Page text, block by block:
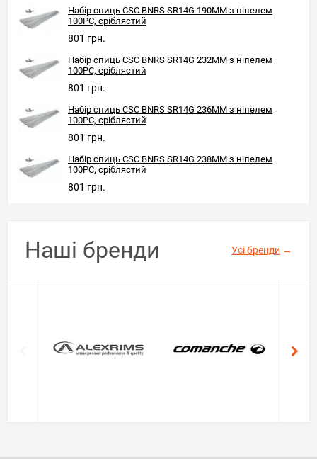
Набір спиць CSC BNRS SR14G 190MM з ніпелем
100PC, сріблястий
801 грн.
Набір спиць CSC BNRS SR14G 232MM з ніпелем
100PC, сріблястий
801 грн.
Набір спиць CSC BNRS SR14G 236MM з ніпелем
100PC, сріблястий
801 грн.
Набір спиць CSC BNRS SR14G 238MM з ніпелем
100PC, сріблястий
801 грн.
Наші бренди Усі бренди →